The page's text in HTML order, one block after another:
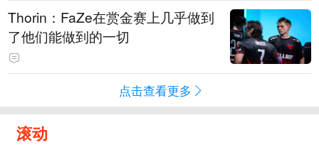
Thorin：FaZe在赏金赛上几乎做到
了他们能做到的一切
点击查看更多
滚动